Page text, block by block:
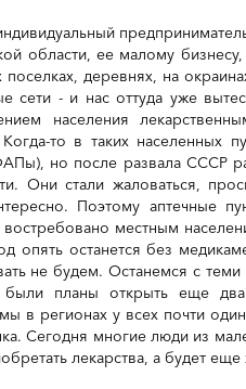
области, ее малому
поселках, деревнях, на
сети - и нас оттуда уже
населения
то в таких населенных
но после развала СССР
Они стали жаловаться,
Поэтому аптечные
местным
опять останется без
не будем. Останемся с
были планы открыть еще
в регионах у всех почти
Сегодня многие люди из
лекарства, а будет еще